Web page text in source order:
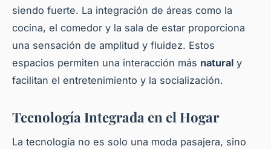
siendo fuerte. La integración de áreas como la
cocina, el comedor y la sala de estar proporciona
una sensación de amplitud y fluidez. Estos
espacios permiten una interacción más natural y
facilitan el entretenimiento y la socialización.
Tecnología Integrada en el Hogar
La tecnología no es solo una moda pasajera, sino